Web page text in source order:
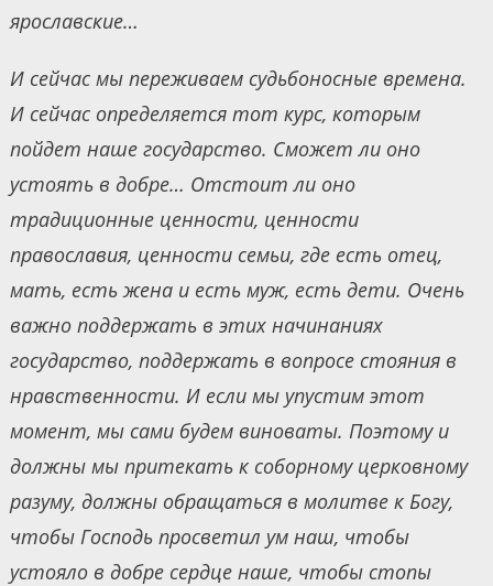
ярославские…
И сейчас мы переживаем судьбоносные времена.
И сейчас определяется тот курс, которым
пойдет наше государство. Сможет ли оно
устоять в добре… Отстоит ли оно
традиционные ценности, ценности
православия, ценности семьи, где есть отец,
мать, есть жена и есть муж, есть дети. Очень
важно поддержать в этих начинаниях
государство, поддержать в вопросе стояния в
нравственности. И если мы упустим этот
момент, мы сами будем виноваты. Поэтому и
должны мы притекать к соборному церковному
разуму, должны обращаться в молитве к Богу,
чтобы Господь просветил ум наш, чтобы
устояло в добре сердце наше, чтобы стопы